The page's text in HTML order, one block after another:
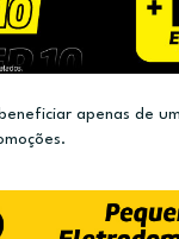
apenas de